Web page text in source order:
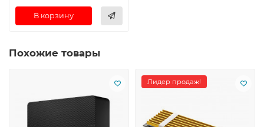
В корзину
Похожие товары
Лидер продаж!